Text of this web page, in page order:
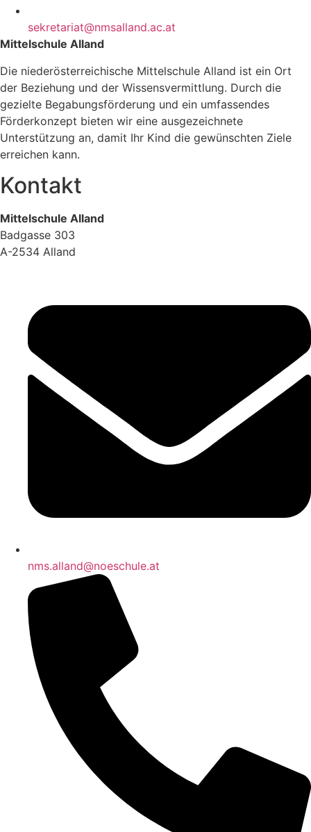
sekretariat@nmsalland.ac.at
Mittelschule Alland
Die niederösterreichische Mittelschule Alland ist ein Ort
der Beziehung und der Wissensvermittlung. Durch die
gezielte Begabungsförderung und ein umfassendes
Förderkonzept bieten wir eine ausgezeichnete
Unterstützung an, damit Ihr Kind die gewünschten Ziele
erreichen kann.
Kontakt
Mittelschule Alland
Badgasse 303
A-2534 Alland
nms.alland@noeschule.at